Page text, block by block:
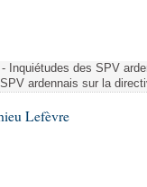
Inquiétudes des SPV
ardennais sur la
Lefèvre